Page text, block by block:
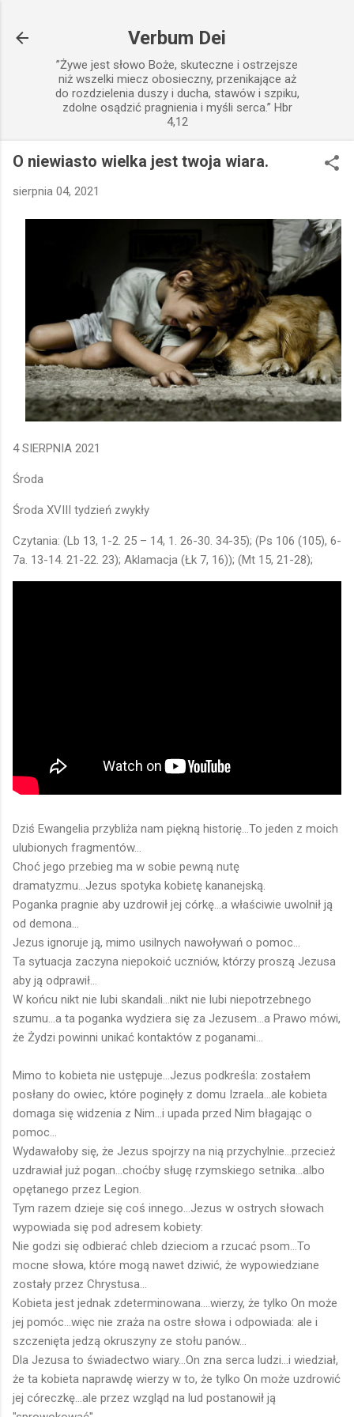
Verbum Dei
”Żywe jest słowo Boże, skuteczne i ostrzejsze
niż wszelki miecz obosieczny, przenikające aż
do rozdzielenia duszy i ducha, stawów i szpiku,
zdolne osądzić pragnienia i myśli serca.” Hbr
4,12
O niewiasto wielka jest twoja wiara.
sierpnia 04, 2021
4 SIERPNIA 2021
Środa
Środa XVIII tydzień zwykły
Czytania: (Lb 13, 1-2. 25 – 14, 1. 26-30. 34-35); (Ps 106 (105), 6-
7a. 13-14. 21-22. 23); Aklamacja (Łk 7, 16)); (Mt 15, 21-28);
Dziś Ewangelia przybliża nam piękną historię...To jeden z moich
ulubionych fragmentów...
Choć jego przebieg ma w sobie pewną nutę
dramatyzmu...Jezus spotyka kobietę kananejską.
Poganka pragnie aby uzdrowił jej córkę...a właściwie uwolnił ją
od demona...
Jezus ignoruje ją, mimo usilnych nawoływań o pomoc...
Ta sytuacja zaczyna niepokoić uczniów, którzy proszą Jezusa
aby ją odprawił...
W końcu nikt nie lubi skandali...nikt nie lubi niepotrzebnego
szumu...a ta poganka wydziera się za Jezusem...a Prawo mówi,
że Żydzi powinni unikać kontaktów z poganami...
Mimo to kobieta nie ustępuje...Jezus podkreśla: zostałem
posłany do owiec, które poginęły z domu Izraela...ale kobieta
domaga się widzenia z Nim...i upada przed Nim błagając o
pomoc...
Wydawałoby się, że Jezus spojrzy na nią przychylnie...przecież
uzdrawiał już pogan...choćby sługę rzymskiego setnika...albo
opętanego przez Legion.
Tym razem dzieje się coś innego...Jezus w ostrych słowach
wypowiada się pod adresem kobiety:
Nie godzi się odbierać chleb dzieciom a rzucać psom...To
mocne słowa, które mogą nawet dziwić, że wypowiedziane
zostały przez Chrystusa...
Kobieta jest jednak zdeterminowana....wierzy, że tylko On może
jej pomóc...więc nie zraża na ostre słowa i odpowiada: ale i
szczenięta jedzą okruszyny ze stołu panów...
Dla Jezusa to świadectwo wiary...On zna serca ludzi...i wiedział,
że ta kobieta naprawdę wierzy w to, że tylko On może uzdrowić
jej córeczkę...ale przez wzgląd na lud postanowił ją